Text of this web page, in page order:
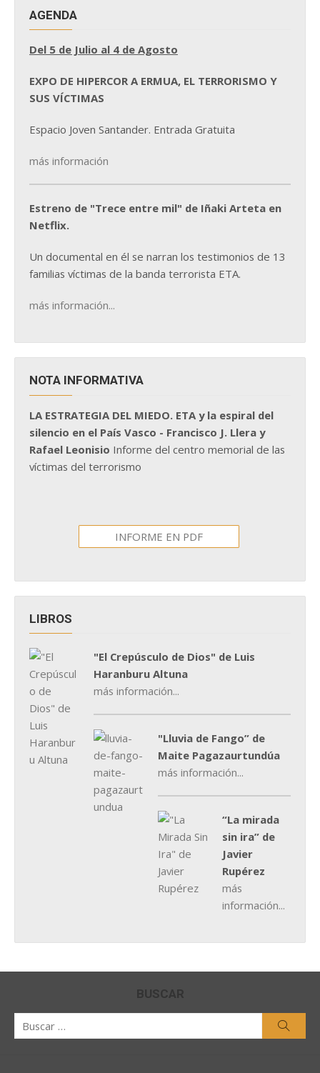
AGENDA
Del 5 de Julio al 4 de Agosto
EXPO DE HIPERCOR A ERMUA, EL TERRORISMO Y
SUS VÍCTIMAS
Espacio Joven Santander. Entrada Gratuita
más información
Estreno de "Trece entre mil" de Iñaki Arteta en
Netflix.
Un documental en él se narran los testimonios de 13
familias víctimas de la banda terrorista ETA.
más información...
NOTA INFORMATIVA
LA ESTRATEGIA DEL MIEDO. ETA y la espiral del
silencio en el País Vasco - Francisco J. Llera y
Rafael Leonisio Informe del centro memorial de las
víctimas del terrorismo
INFORME EN PDF
LIBROS
"El Crepúsculo de Dios" de Luis
Haranburu Altuna
más información...
"Lluvia de Fango” de
Maite Pagazaurtundúa
más información...
“La mirada
sin ira” de
Javier
Rupérez
más
información...
BUSCAR